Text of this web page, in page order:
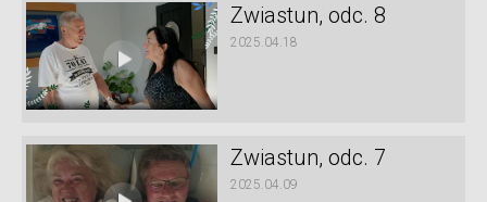
Zwiastun, odc. 8
2025.04.18
Zwiastun, odc. 7
2025.04.09